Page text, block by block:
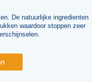
De natuurlijke ingredienten
waardoor stoppen zeer